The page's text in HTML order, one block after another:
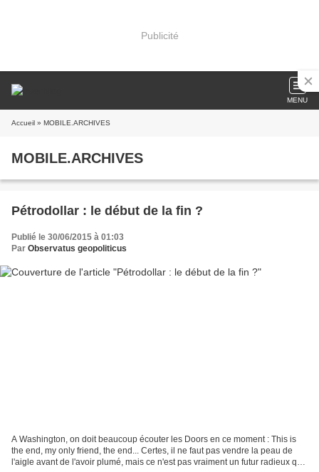
Publicité
MENU
Accueil » MOBILE.ARCHIVES
MOBILE.ARCHIVES
Pétrodollar : le début de la fin ?
Publié le 30/06/2015 à 01:03
Par Observatus geopoliticus
A Washington, on doit beaucoup écouter les Doors en ce moment : This is
the end, my only friend, the end... Certes, il ne faut pas vendre la peau de
l'aigle avant de l'avoir plumé, mais ce n'est pas vraiment un futur radieux qui